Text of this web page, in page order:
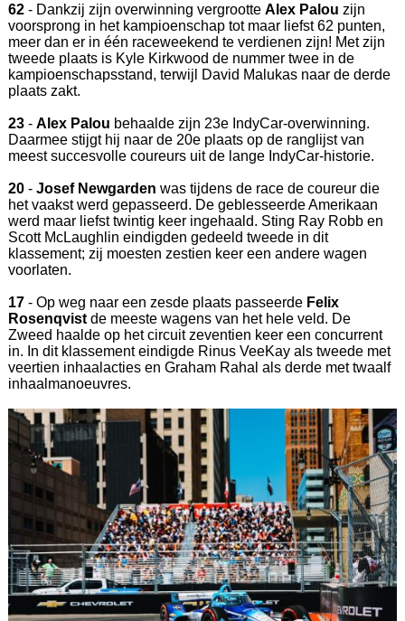
62- Dankzij zijn overwinning vergrootte Alex Palou zijn
voorsprong in het kampioenschap tot maar liefst 62 punten,
meer dan er in één raceweekend te verdienen zijn! Met zijn
tweede plaats is Kyle Kirkwood de nummer twee in de
kampioenschapsstand, terwijl David Malukas naar de derde
plaats zakt.
23- Alex Palou behaalde zijn 23e IndyCar-overwinning.
Daarmee stijgt hij naar de 20e plaats op de ranglijst van
meest succesvolle coureurs uit de lange IndyCar-historie.
20- Josef Newgarden was tijdens de race de coureur die
het vaakst werd gepasseerd. De geblesseerde Amerikaan
werd maar liefst twintig keer ingehaald. Sting Ray Robb en
Scott McLaughlin eindigden gedeeld tweede in dit
klassement; zij moesten zestien keer een andere wagen
voorlaten.
17- Op weg naar een zesde plaats passeerde Felix
Rosenqvistde meeste wagens van het hele veld. De
Zweed haalde op het circuit zeventien keer een concurrent
in. In dit klassement eindigde Rinus VeeKay als tweede met
veertien inhaalacties en Graham Rahal als derde met twaalf
inhaalmanoeuvres.